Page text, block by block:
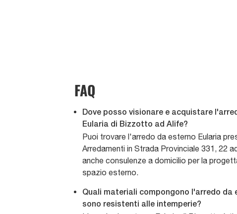
FAQ
Dove posso visionare e acquistare
Eularia di Bizzotto ad Alife?
Puoi trovare l'arredo da esterno Eularia
Arredamenti in Strada Provinciale 331, 22
anche consulenze a domicilio per la
spazio esterno.
Quali materiali compongono l'arredo da
sono resistenti alle intemperie?